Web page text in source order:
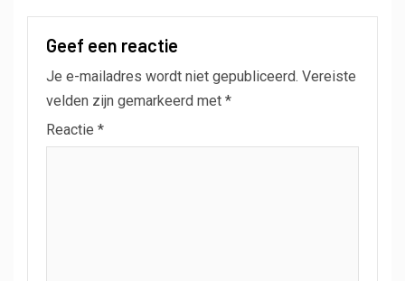
Geef een reactie
Je e-mailadres wordt niet gepubliceerd. Vereiste
velden zijn gemarkeerd met *
Reactie *